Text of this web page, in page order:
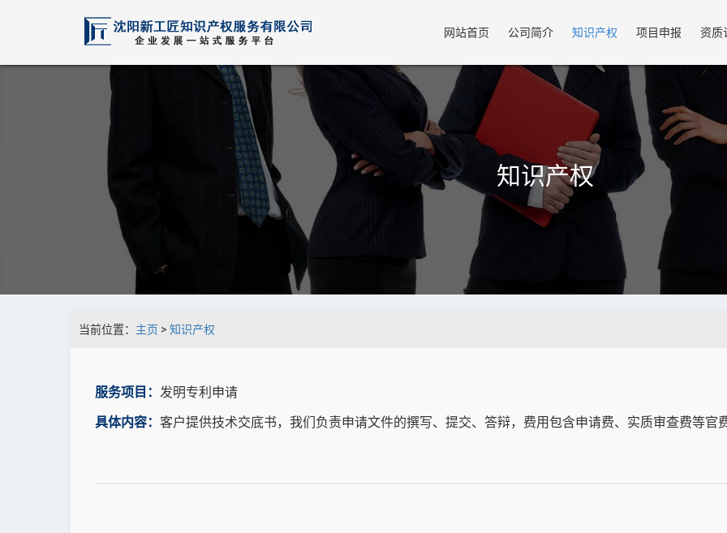
网站首页 公司简介 知识产权 项目申报 资质
知识产权
当前位置： 主页 > 知识产权
服务项目： 发明专利申请
具体内容： 客户提供技术交底书，我们负责申请文件的撰写、提交、答辩，费用包含申请费、实质审查费等官